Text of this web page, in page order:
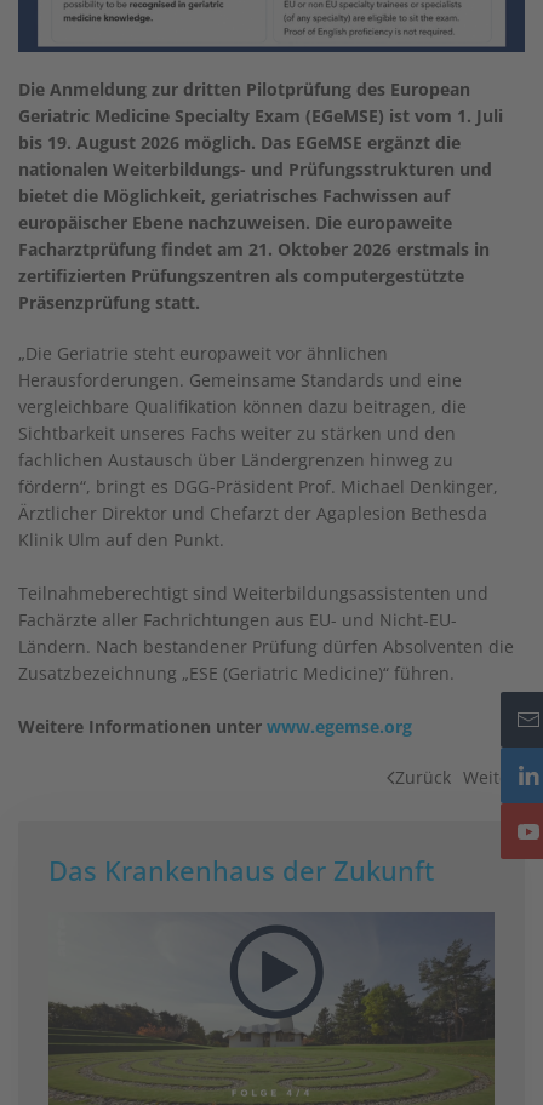
Die Anmeldung zur dritten Pilotprüfung des European
Geriatric Medicine Specialty Exam (EGeMSE) ist vom 1. Juli
bis 19. August 2026 möglich. Das EGeMSE ergänzt die
nationalen Weiterbildungs- und Prüfungsstrukturen und
bietet die Möglichkeit, geriatrisches Fachwissen auf
europäischer Ebene nachzuweisen. Die europaweite
Facharztprüfung findet am 21. Oktober 2026 erstmals in
zertifizierten Prüfungszentren als computergestützte
Präsenzprüfung statt.
„Die Geriatrie steht europaweit vor ähnlichen
Herausforderungen. Gemeinsame Standards und eine
vergleichbare Qualifikation können dazu beitragen, die
Sichtbarkeit unseres Fachs weiter zu stärken und den
fachlichen Austausch über Ländergrenzen hinweg zu
fördern“, bringt es DGG-Präsident Prof. Michael Denkinger,
Ärztlicher Direktor und Chefarzt der Agaplesion Bethesda
Klinik Ulm auf den Punkt.
Teilnahmeberechtigt sind Weiterbildungsassistenten und
Fachärzte aller Fachrichtungen aus EU- und Nicht-EU-
Ländern. Nach bestandener Prüfung dürfen Absolventen die
Zusatzbezeichnung „ESE (Geriatric Medicine)“ führen.
Weitere Informationen unter www.egemse.org
Zurück Weiter
Das Krankenhaus der Zukunft